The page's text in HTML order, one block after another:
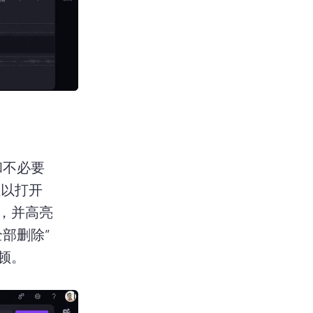
必要
打开
并高亮
删除”